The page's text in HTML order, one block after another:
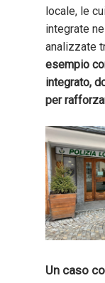
locale, le
integrate
analizzate
esempio
integrato,
per
Un caso